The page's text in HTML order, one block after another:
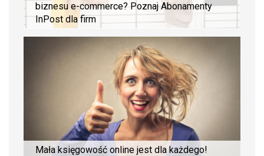
biznesu e-commerce? Poznaj Abonamenty
InPost dla firm
Mała księgowość online jest dla każdego!